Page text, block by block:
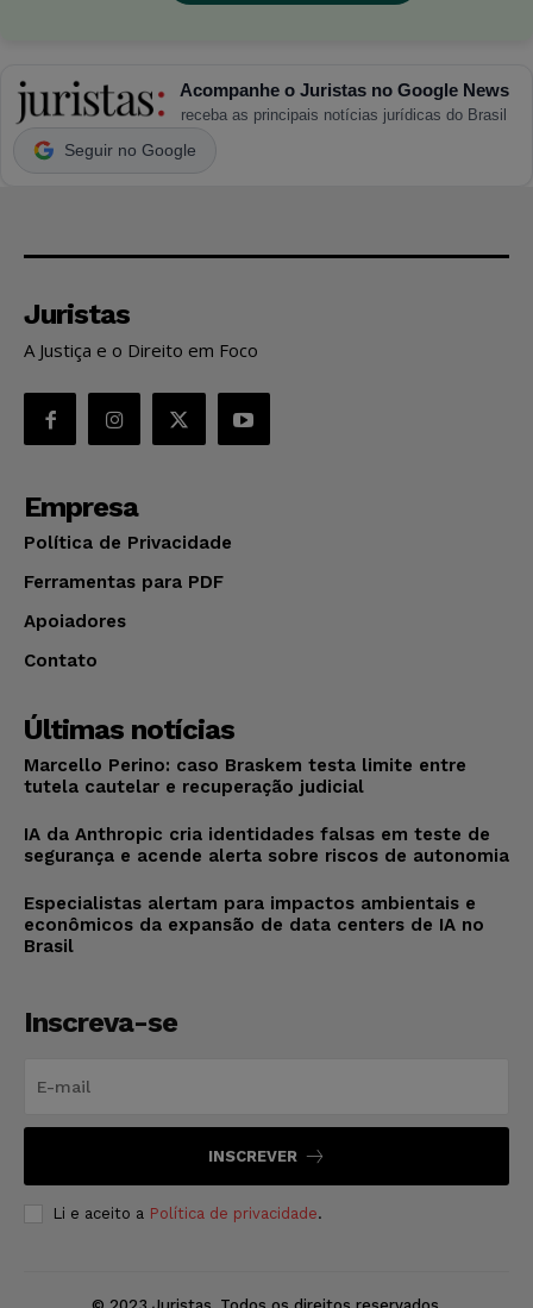
Acompanhe o Juristas no Google News
receba as principais notícias jurídicas do Brasil
Seguir no Google
Juristas
A Justiça e o Direito em Foco
Empresa
Política de Privacidade
Ferramentas para PDF
Apoiadores
Contato
Últimas notícias
Marcello Perino: caso Braskem testa limite entre
tutela cautelar e recuperação judicial
IA da Anthropic cria identidades falsas em teste de
segurança e acende alerta sobre riscos de autonomia
Especialistas alertam para impactos ambientais e
econômicos da expansão de data centers de IA no
Brasil
Inscreva-se
INSCREVER
Li e aceito a Política de privacidade.